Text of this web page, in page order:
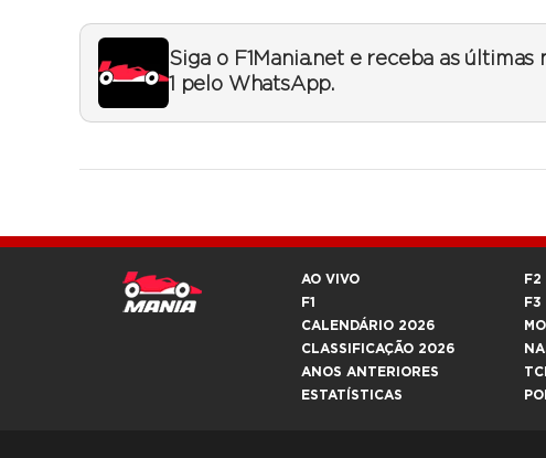
Siga o F1Mania.net e receba as
1 pelo WhatsApp.
AO VIVO
F1
CALENDÁRIO 2026
CLASSIFICAÇÃO 2026
ANOS ANTERIORES
ESTATÍSTICAS
F2
F3